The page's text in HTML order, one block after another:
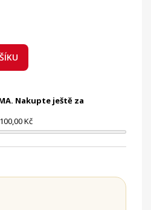
Nakupte ještě za
Kč